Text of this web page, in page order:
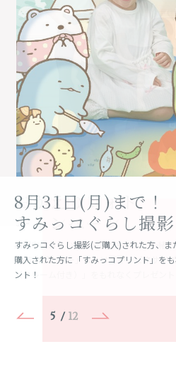
も
の
ス
タ
ジ
オ
ア
リ
ス
9月30日(水)まで！
七五三撮影料が半額
七五三撮影料半額をはじめ超おトクな10
の他にもみんなが知りたいことをすべて
の情報を一挙公開！
平日レンタル0円！
おでかけ用着物レン
"記念撮影"と"おでかけで用"で着物を2度
(水)までに七五三撮影で20,000円以上ご購
タルが平日0円に！
キミのだいすきと
七五三 宝もの
お子さまの「いちばんの宝もの」をご持
以上ご購入の方に限定デザインフォトア
ト。
おかえりフォト
キャンペーン
期間中におじいちゃんおばちゃんと一緒
「A3大ポスター」または「キャビネサイ
（フレーム付き）」をもれなくプレゼント
8月31日(月)まで！
すみっコぐらし撮影
すみっコぐらし撮影(ご購入)された方、
購入された方に「すみっコプリント」を
ント！
毎月1日～7日は
百日赤ちゃんの日
＼笑顔の写真、絶対撮ります宣言！／も
枚もなければ０円！
みんなの
First Birthday
はじめての誕生日は超スペシャル！ご持
生日プレゼントと一緒に撮影(ご購入)され
ペシャルなプレゼント！
1次エントリーは
8月16日(日)まで！
3歳～11歳までのお子さまとそのご家族
オーディションを開催。さらに、スタジ
で活躍できるチャンスも！？
初コラボ！スタジオ
KOGYARU体験
SNS総フォロワー180万人超！現役小学生
GYARU」との初コラボ！専用背景や商品
るコラボパックが登場！
スタジオアリスの
成人式革命 ふりホ
前撮りから成人式当日の「振袖レンタル
高品質・約1500種類の振袖からどの振袖
9,800円（税別）
Studio Moaly
”もし、絵本の世界に入れたら”そんな憧れ
ALICE IN
日本初の「3D ホログラムが楽しめる、新
画や写真を貸切で体験できます！
5 / 12